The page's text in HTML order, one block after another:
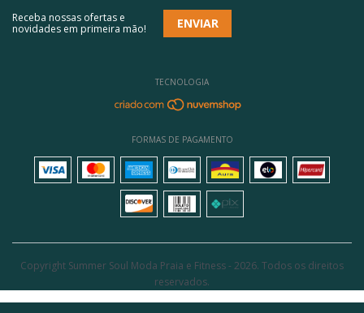
Receba nossas ofertas e
novidades em primeira mão!
TECNOLOGIA
FORMAS DE PAGAMENTO
Copyright Summer Soul Moda Praia e Fitness - 2026. Todos os direitos
reservados.